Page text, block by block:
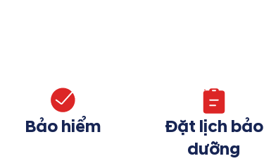
Bảo hiểm
Đặt lịch bảo
dưỡng